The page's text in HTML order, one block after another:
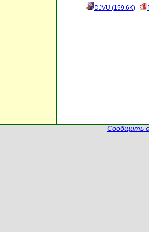
DJVU (159.6K)
Сообщить о